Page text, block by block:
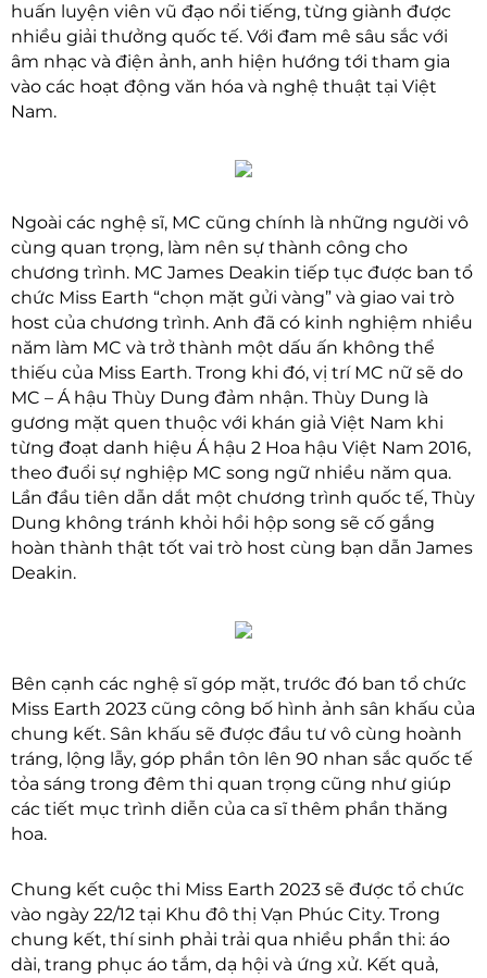
huấn luyện viên vũ đạo nổi tiếng, từng giành được
nhiều giải thưởng quốc tế. Với đam mê sâu sắc với
âm nhạc và điện ảnh, anh hiện hướng tới tham gia
vào các hoạt động văn hóa và nghệ thuật tại Việt
Nam.
Ngoài các nghệ sĩ, MC cũng chính là những người vô
cùng quan trọng, làm nên sự thành công cho
chương trình. MC James Deakin tiếp tục được ban tổ
chức Miss Earth “chọn mặt gửi vàng” và giao vai trò
host của chương trình. Anh đã có kinh nghiệm nhiều
năm làm MC và trở thành một dấu ấn không thể
thiếu của Miss Earth. Trong khi đó, vị trí MC nữ sẽ do
MC – Á hậu Thùy Dung đảm nhận. Thùy Dung là
gương mặt quen thuộc với khán giả Việt Nam khi
từng đoạt danh hiệu Á hậu 2 Hoa hậu Việt Nam 2016,
theo đuổi sự nghiệp MC song ngữ nhiều năm qua.
Lần đầu tiên dẫn dắt một chương trình quốc tế, Thùy
Dung không tránh khỏi hồi hộp song sẽ cố gắng
hoàn thành thật tốt vai trò host cùng bạn dẫn James
Deakin.
Bên cạnh các nghệ sĩ góp mặt, trước đó ban tổ chức
Miss Earth 2023 cũng công bố hình ảnh sân khấu của
chung kết. Sân khấu sẽ được đầu tư vô cùng hoành
tráng, lộng lẫy, góp phần tôn lên 90 nhan sắc quốc tế
tỏa sáng trong đêm thi quan trọng cũng như giúp
các tiết mục trình diễn của ca sĩ thêm phần thăng
hoa.
Chung kết cuộc thi Miss Earth 2023 sẽ được tổ chức
vào ngày 22/12 tại Khu đô thị Vạn Phúc City. Trong
chung kết, thí sinh phải trải qua nhiều phần thi: áo
dài, trang phục áo tắm, dạ hội và ứng xử. Kết quả,